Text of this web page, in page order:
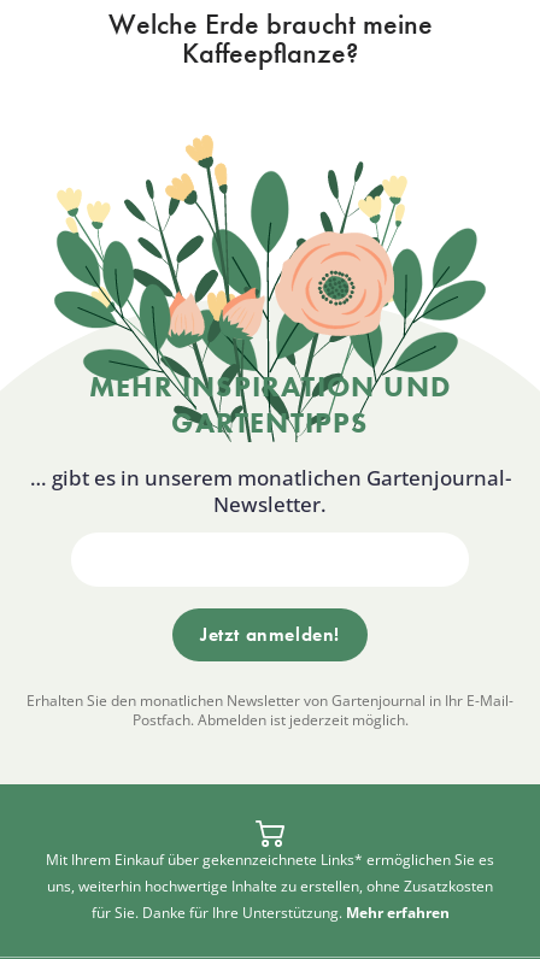
Welche Erde braucht meine
Kaffeepflanze?
MEHR INSPIRATION UND
GARTENTIPPS
… gibt es in unserem monatlichen Gartenjournal-
Newsletter.
Erhalten Sie den monatlichen Newsletter von Gartenjournal in Ihr E-Mail-
Postfach. Abmelden ist jederzeit möglich.
Mit Ihrem Einkauf über gekennzeichnete Links* ermöglichen Sie es
uns, weiterhin hochwertige Inhalte zu erstellen, ohne Zusatzkosten
für Sie. Danke für Ihre Unterstützung. Mehr erfahren